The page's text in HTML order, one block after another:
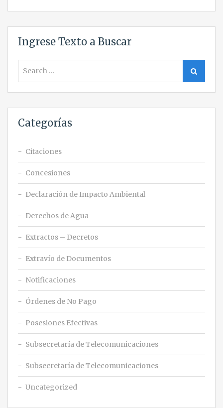
Ingrese Texto a Buscar
for:
Search
Categorías
Citaciones
Concesiones
Declaración de Impacto Ambiental
Derechos de Agua
Extractos – Decretos
Extravío de Documentos
Notificaciones
Órdenes de No Pago
Posesiones Efectivas
Subsecretaría de Telecomunicaciones
Subsecretaría de Telecomunicaciones
Uncategorized